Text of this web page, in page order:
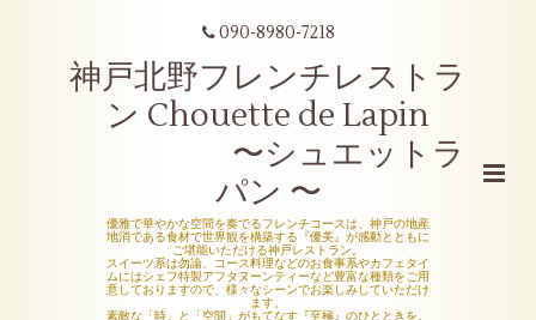
090-8980-7218
神戸北野フレンチレストラ
ン Chouette de Lapin
〜シュエットラ
パン 〜
優雅で華やかな空間を奏でるフレンチコースは、神戸の地産
地消である食材で世界観を構築する『優美』が感動とともに
ご堪能いただける神戸レストラン。
スイーツ系は勿論、コース料理などのお食事系やカフェタイ
ムにはシェフ特製アフタヌーンティーなど豊富な種類をご用
意しておりますので、様々なシーンでお楽しみしていただけ
ます。
素敵な「時」と「空間」がもてなす『至極』のひとときを。